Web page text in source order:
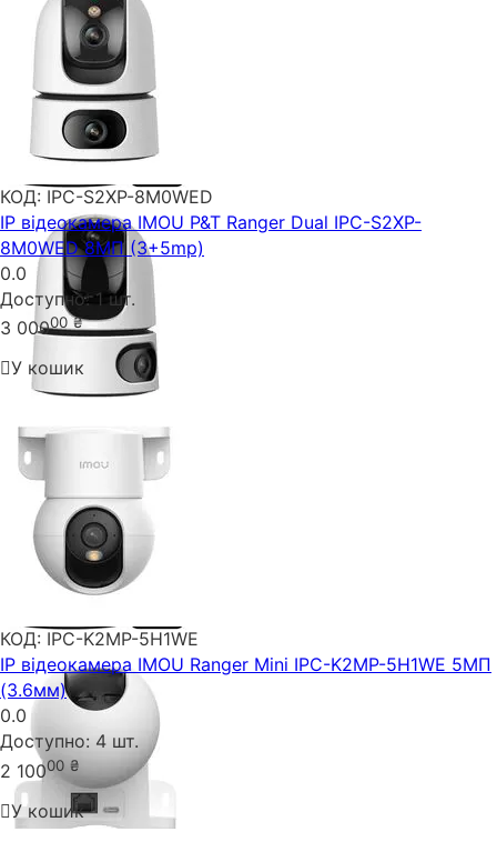
КОД: IPC-S2XP-8M0WED
IP відеокамера IMOU P&T Ranger Dual IPC-S2XP-
8M0WED 8МП (3+5mp)
0.0
Доступно: 1 шт.
3 00000 ₴
У кошик
КОД: IPC-K2MP-5H1WE
IP відеокамера IMOU Ranger Mini IPC-K2MP-5H1WE 5МП
(3.6мм)
0.0
Доступно: 4 шт.
2 10000 ₴
У кошик